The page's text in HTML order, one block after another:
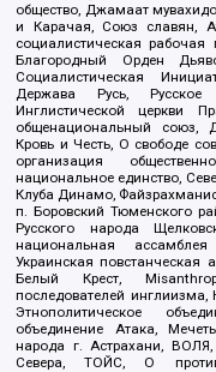
общество, Джамаат
и Карачая, Союз славян,
социалистическая
Благородный Орден
Социалистическая
Держава Русь, Русское
Инглистической церкви
общенациональный союз,
Кровь и Честь, О свободе
организация
национальное единство,
Клуба Динамо,
п. Боровский Тюменского
Русского народа
национальная
Украинская повстанческая
Белый Крест,
последователей
Этнополитическое
объединение Атака,
народа г. Астрахани,
Севера, ТОЙС, О